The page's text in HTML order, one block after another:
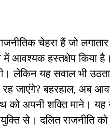
चेहरा हैं जो
आवश्यक हस्तक्षेप किया
लेकिन यह सवाल भी
जाएंगे? बहरहाल, अब
को अपनी शक्ति माने। यह
से। दलित राजनीति